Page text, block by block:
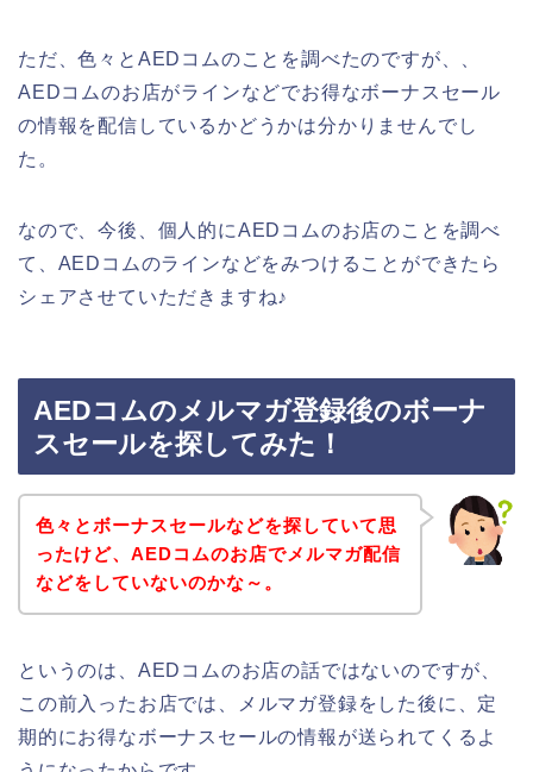
ただ、色々とAEDコムのことを調べたのですが、、
AEDコムのお店がラインなどでお得なボーナスセール
の情報を配信しているかどうかは分かりませんでし
た。
なので、今後、個人的にAEDコムのお店のことを調べ
て、AEDコムのラインなどをみつけることができたら
シェアさせていただきますね♪
AEDコムのメルマガ登録後のボーナ
スセールを探してみた！
色々とボーナスセールなどを探していて思
ったけど、AEDコムのお店でメルマガ配信
などをしていないのかな～。
というのは、AEDコムのお店の話ではないのですが、
この前入ったお店では、メルマガ登録をした後に、定
期的にお得なボーナスセールの情報が送られてくるよ